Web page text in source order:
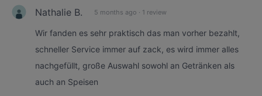
Nathalie B. 5 months ago · 1 review
Wir fanden es sehr praktisch das man vorher bezahlt,
schneller Service immer auf zack, es wird immer alles
nachgefüllt, große Auswahl sowohl an Getränken als
auch an Speisen